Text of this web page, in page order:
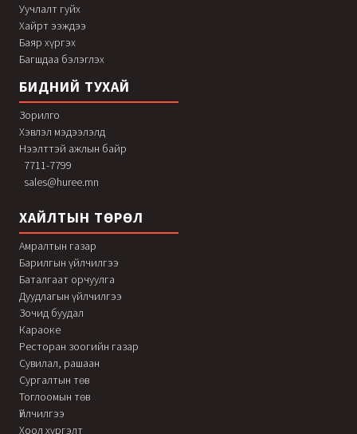
Уучлалт гуйх
Хайрт ээждээ
Баяр хүргэх
Багшдаа бэлэглэх
БИДНИЙ ТУХАЙ
Зорилго
Хэвлэл мэдээлэлд
Нээлттэй ажлын байр
7711-7799
sales@huree.mn
ХАЙЛТЫН ТӨРӨЛ
Амралтын газар
Барилгын үйлчилгээ
Баталгаат орчуулга
Дуудлагын үйлчилгээ
Зочид буудал
Караоке
Ресторан зоогийн газар
Сувилал, рашаан
Сургалтын төв
Тоглоомын төв
Үйлчилгээ
Хоол хүргэлт